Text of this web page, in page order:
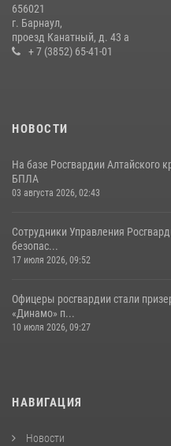
656021
г. Барнаул,
проезд Канатный, д. 43 а
+ 7 (3852) 65-41-01
НОВОСТИ
На базе Росгвардии Алтайского
БПЛА
03 августа 2026, 02:43
Сотрудники Управления
безопас...
17 июля 2026, 09:52
Офицеры росгвардии стали
«Динамо» п...
10 июля 2026, 09:27
НАВИГАЦИЯ
Новости